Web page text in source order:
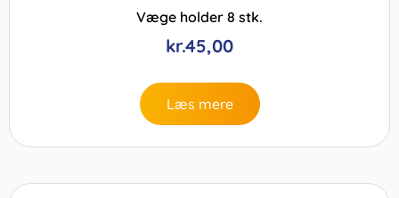
Væge holder 8 stk.
kr.45,00
Læs mere